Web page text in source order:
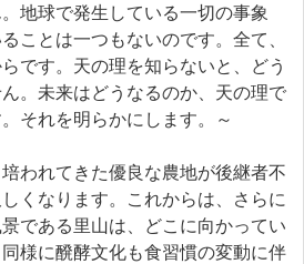
地球で発生している一切の事象
ことは一つもないのです。全て、
です。天の理を知らないと、どう
。未来はどうなるのか、天の理で
それを明らかにします。～
われてきた優良な農地が後継者不
くなります。これからは、さらに
である里山は、どこに向かってい
様に醗酵文化も食習慣の変動に伴